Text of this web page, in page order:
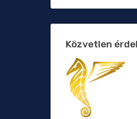
Közvetlen